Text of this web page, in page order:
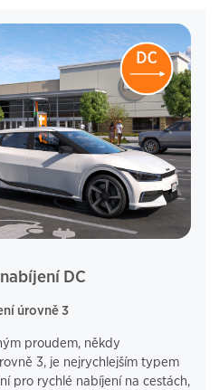
DC
úrovně 3
proudem, někdy
3, je nejrychlejším typem
pro rychlé nabíjení na cestách,